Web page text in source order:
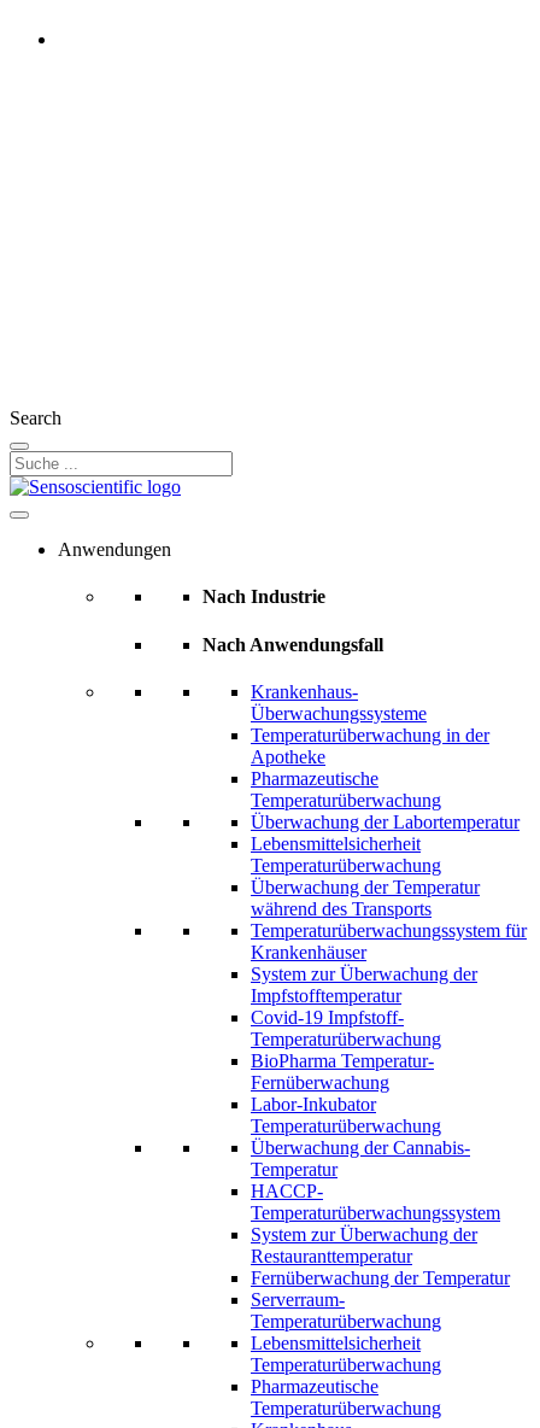
Search
Anwendungen
Nach Industrie
Nach Anwendungsfall
Krankenhaus-
Überwachungssysteme
Temperaturüberwachung in der
Apotheke
Pharmazeutische
Temperaturüberwachung
Überwachung der Labortemperatur
Lebensmittelsicherheit
Temperaturüberwachung
Überwachung der Temperatur
während des Transports
Temperaturüberwachungssystem für
Krankenhäuser
System zur Überwachung der
Impfstofftemperatur
Covid-19 Impfstoff-
Temperaturüberwachung
BioPharma Temperatur-
Fernüberwachung
Labor-Inkubator
Temperaturüberwachung
Überwachung der Cannabis-
Temperatur
HACCP-
Temperaturüberwachungssystem
System zur Überwachung der
Restauranttemperatur
Fernüberwachung der Temperatur
Serverraum-
Temperaturüberwachung
Lebensmittelsicherheit
Temperaturüberwachung
Pharmazeutische
Temperaturüberwachung